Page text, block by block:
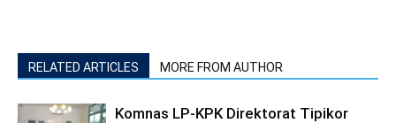
RELATED ARTICLES MORE FROM AUTHOR
Komnas LP-KPK Direktorat Tipikor